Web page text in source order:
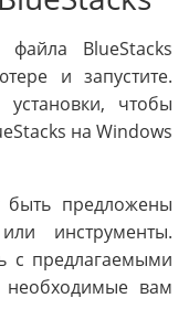
файла BlueStacks
и запустите.
установки, чтобы
на Windows
быть предложены
инструменты.
с предлагаемыми
вам